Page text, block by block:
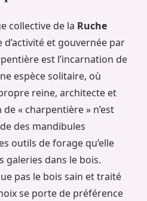
collective de la Ruche
d’activité et gouvernée par
est l’incarnation de
espèce solitaire, où
reine, architecte et
« charpentière » n’est
des mandibules
outils de forage qu’elle
galeries dans le bois.
pas le bois sain et traité
se porte de préférence